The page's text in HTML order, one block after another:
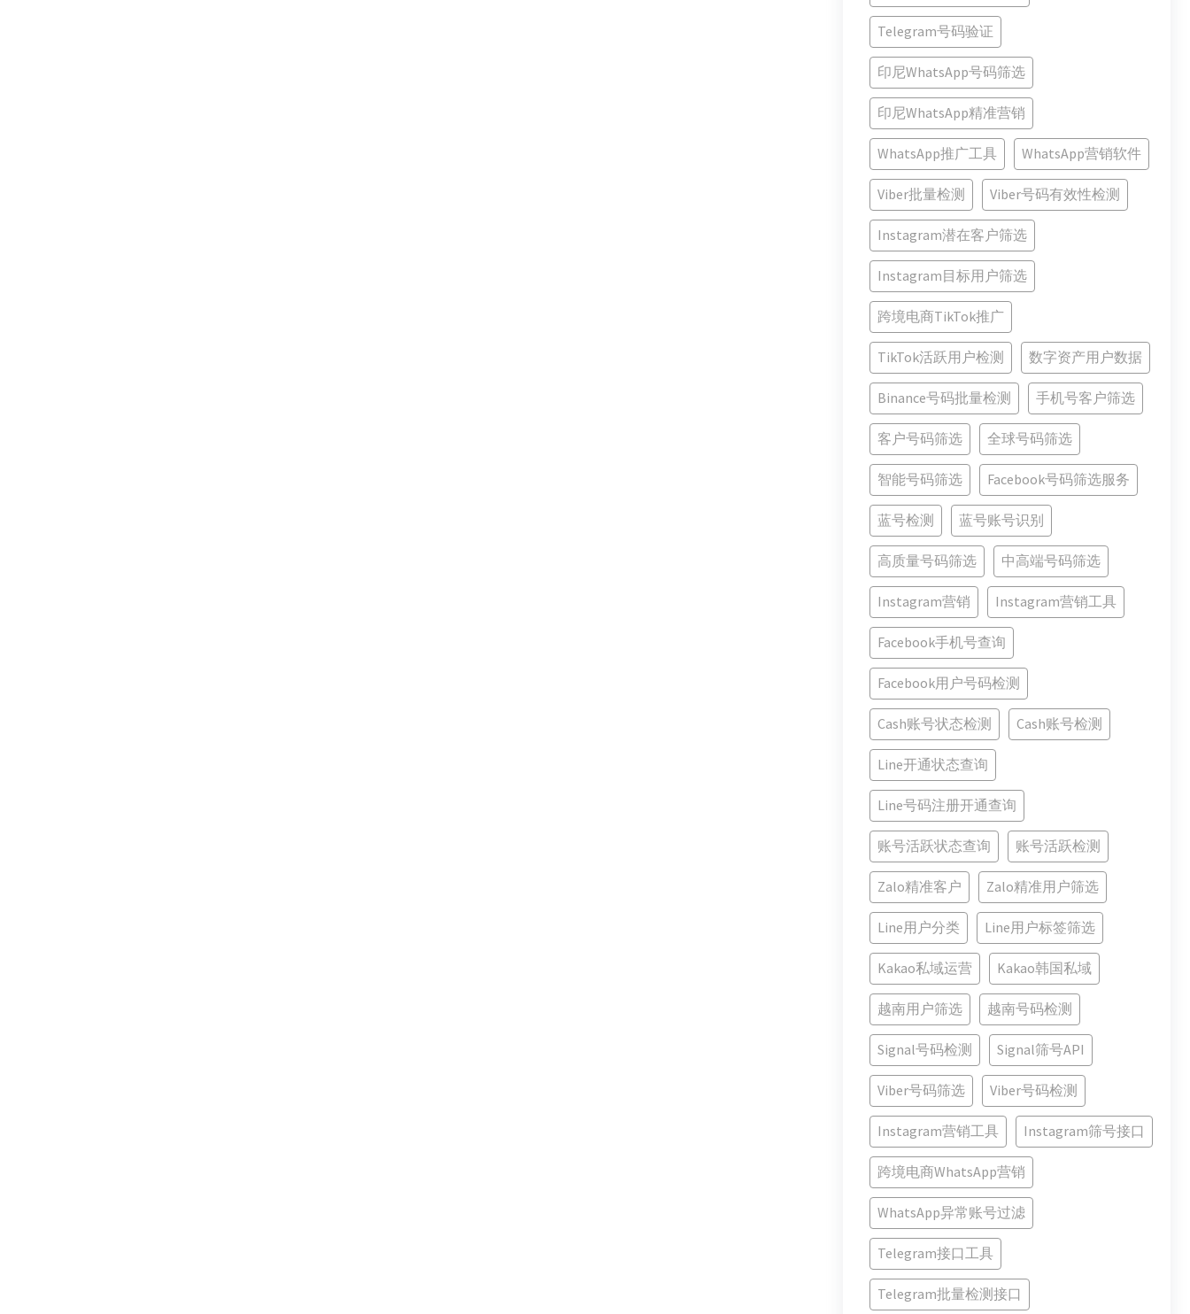
Telegram号码验证
印尼WhatsApp号码筛选
印尼WhatsApp精准营销
WhatsApp推广工具 WhatsApp营销软件
Viber批量检测 Viber号码有效性检测
Instagram潜在客户筛选
Instagram目标用户筛选
跨境电商TikTok推广
TikTok活跃用户检测 数字资产用户数据
Binance号码批量检测 手机号客户筛选
客户号码筛选 全球号码筛选
智能号码筛选 Facebook号码筛选服务
蓝号检测 蓝号账号识别
高质量号码筛选 中高端号码筛选
Instagram营销 Instagram营销工具
Facebook手机号查询
Facebook用户号码检测
Cash账号状态检测 Cash账号检测
Line开通状态查询
Line号码注册开通查询
账号活跃状态查询 账号活跃检测
Zalo精准客户 Zalo精准用户筛选
Line用户分类 Line用户标签筛选
Kakao私域运营 Kakao韩国私域
越南用户筛选 越南号码检测
Signal号码检测 Signal筛号API
Viber号码筛选 Viber号码检测
Instagram营销工具 Instagram筛号接口
跨境电商WhatsApp营销
WhatsApp异常账号过滤
Telegram接口工具
Telegram批量检测接口